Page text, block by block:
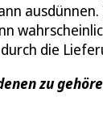
die
zu